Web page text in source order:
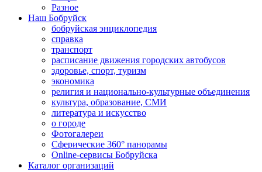
Разное
Наш Бобруйск
бобруйская энциклопедия
справка
транспорт
расписание движения городских автобусов
здоровье, спорт, туризм
экономика
религия и национально-культурные объединения
культура, образование, СМИ
литература и искусство
о городе
Фотогалереи
Сферические 360° панорамы
Online-сервисы Бобруйска
Каталог организаций